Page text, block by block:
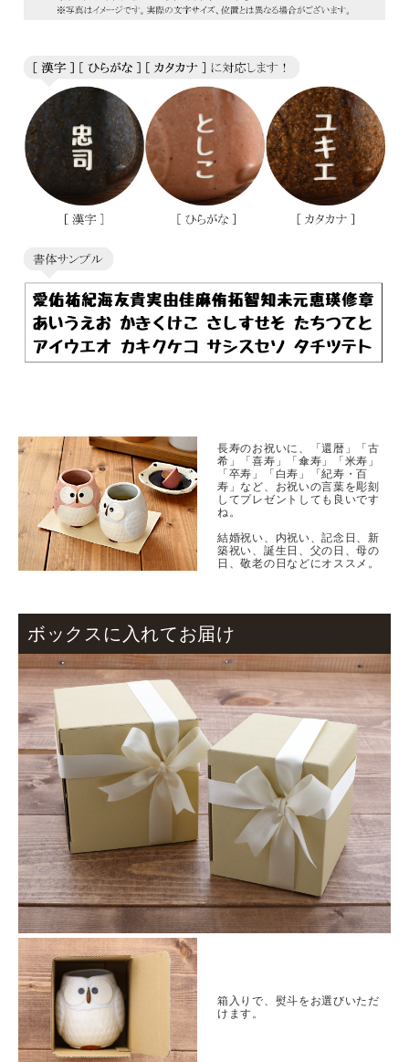
長寿のお祝いに、「還暦」「古
希」「喜寿」「傘寿」「米寿」
「卒寿」「白寿」「紀寿・百
寿」など、お祝いの言葉を彫刻
してプレゼントしても良いです
ね。
結婚祝い、内祝い、記念日、新
築祝い、誕生日、父の日、母の
日、敬老の日などにオススメ。
ボックスに入れてお届け
箱入りで、熨斗をお選びいただ
けます。